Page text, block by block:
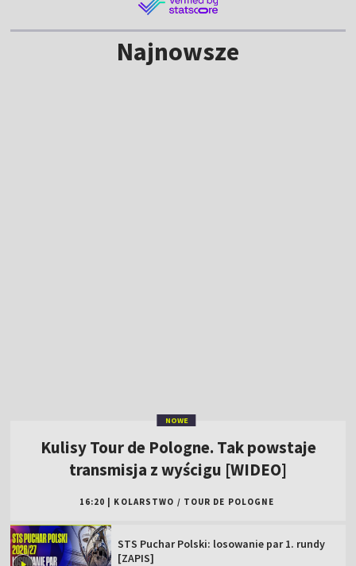
Najnowsze
NOWE
Kulisy Tour de Pologne. Tak powstaje
transmisja z wyścigu [WIDEO]
16:20 KOLARSTWO / TOUR DE POLOGNE
STS Puchar Polski: losowanie par 1. rundy
[ZAPIS]